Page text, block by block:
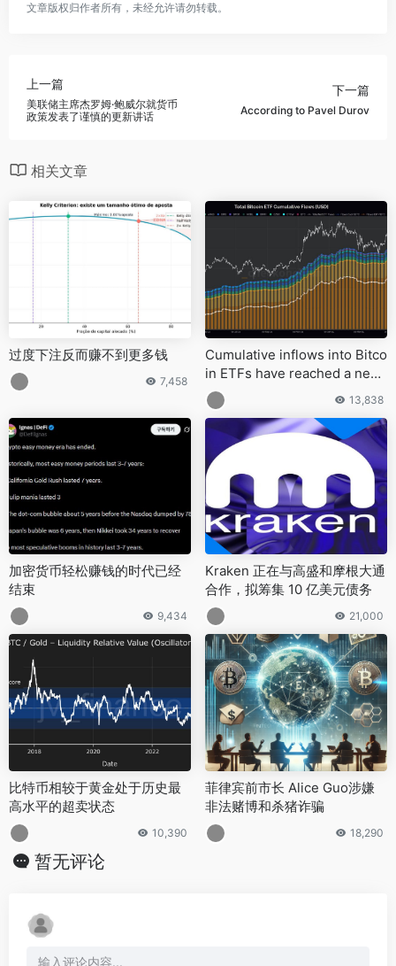
文章版权归作者所有，未经允许请勿转载。
上一篇
美联储主席杰罗姆·鲍威尔就货币
政策发表了谨慎的更新讲话
下一篇
According to Pavel Durov
相关文章
过度下注反而赚不到更多钱
7,458
Cumulative inflows into Bitco
in ETFs have reached a new
all-time high of $40.62bn13,838
加密货币轻松赚钱的时代已经
结束
9,434
Kraken 正在与高盛和摩根大通
合作，拟筹集 10 亿美元债务
21,000
比特币相较于黄金处于历史最
高水平的超卖状态
10,390
菲律宾前市长 Alice Guo涉嫌
非法赌博和杀猪诈骗
18,290
暂无评论